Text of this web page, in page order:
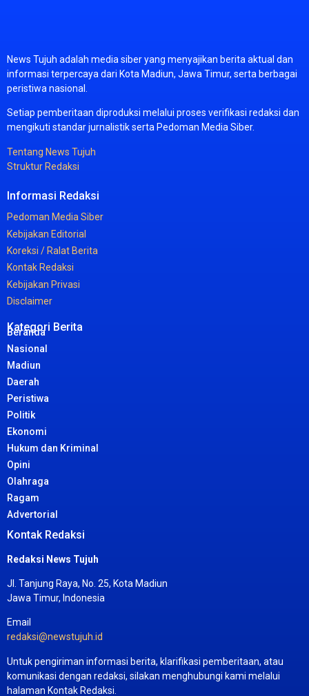
News Tujuh adalah media siberyang menyajikan berita aktual dan
informasi terpercaya dari Kota Madiun, Jawa Timur, serta berbagai
peristiwa nasional.
Setiap pemberitaan diproduksi melalui proses verifikasi redaksi dan
mengikuti standarjurnalistikserta Pedoman MediaSiber.
Tentang News Tujuh
Struktur Redaksi
Informasi Redaksi
Pedoman Media Siber
Kebijakan Editorial
Koreksi / Ralat Berita
Kontak Redaksi
Kebijakan Privasi
Disclaimer
Kategori Berita
Beranda
Nasional
Madiun
Daerah
Peristiwa
Politik
Ekonomi
Hukum dan Kriminal
Opini
Olahraga
Ragam
Advertorial
Kontak Redaksi
Redaksi News Tujuh
Jl. Tanjung Raya, No. 25, Kota Madiun
Jawa Timur, Indonesia
Email
redaksi@newstujuh.id
Untuk pengiriman informasi berita, klarifikasi pemberitaan, atau
komunikasi dengan redaksi, silakan menghubungi kami melalui
halaman Kontak Redaksi.